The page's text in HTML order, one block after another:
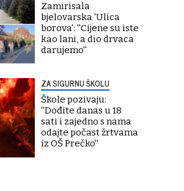
Zamirisala
bjelovarska 'Ulica
borova': ''Cijene su iste
kao lani, a dio drvaca
darujemo''
ZA SIGURNU ŠKOLU
Škole pozivaju:
''Dođite danas u 18
sati i zajedno s nama
odajte počast žrtvama
iz OŠ Prečko''